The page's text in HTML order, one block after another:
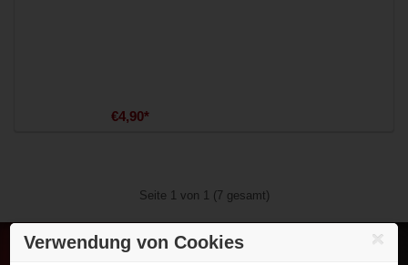
€4,90*
Seite 1 von 1 (7 gesamt)
Verwendung von Cookies